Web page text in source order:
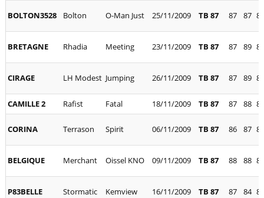
BOLTON3528 Bolton O-Man Just 25/11/2009 TB 87 87 87 86
BRETAGNE Rhadia Meeting 23/11/2009 TB 87 87 89 86
CIRAGE LH Modest Jumping 26/11/2009 TB 87 87 89 85
CAMILLE 2 Rafist Fatal 18/11/2009 TB 87 87 88 85
CORINA Terrason Spirit 06/11/2009 TB 87 86 87 88
BELGIQUE Merchant Oissel KNO 09/11/2009 TB 87 88 88 88
P83BELLE Stormatic Kemview 16/11/2009 TB 87 87 84 89